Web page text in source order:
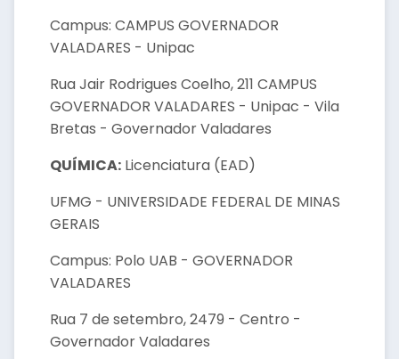
Campus: CAMPUS GOVERNADOR
VALADARES - Unipac
Rua Jair Rodrigues Coelho, 211 CAMPUS
GOVERNADOR VALADARES - Unipac - Vila
Bretas - Governador Valadares
QUÍMICA: Licenciatura (EAD)
UFMG - UNIVERSIDADE FEDERAL DE MINAS
GERAIS
Campus: Polo UAB - GOVERNADOR
VALADARES
Rua 7 de setembro, 2479 - Centro -
Governador Valadares